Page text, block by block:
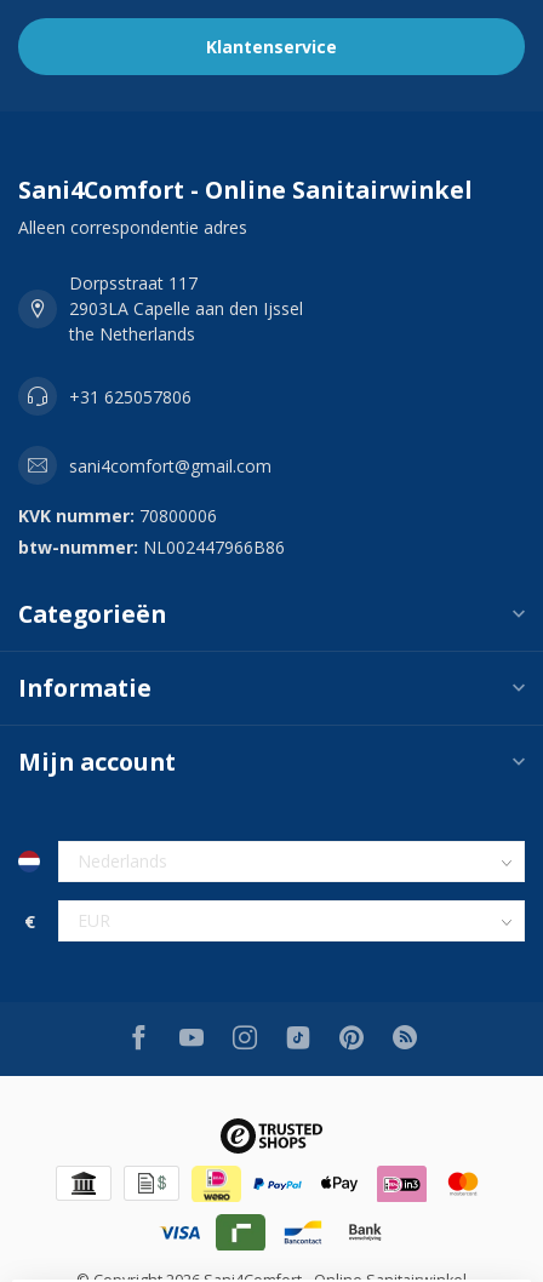
Klantenservice
Sani4Comfort - Online Sanitairwinkel
Alleen correspondentie adres
Dorpsstraat 117
2903LA Capelle aan den Ijssel
the Netherlands
+31 625057806
sani4comfort@gmail.com
KVK nummer: 70800006
btw-nummer: NL002447966B86
Categorieën
Informatie
Mijn account
€